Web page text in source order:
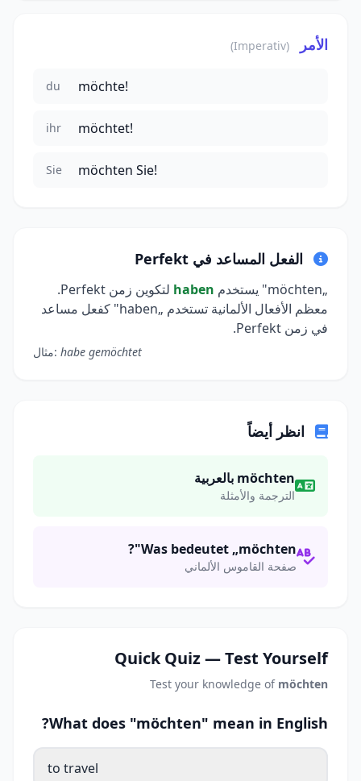
الأمر (Imperativ)
du möchte!
ihr möchtet!
Sie möchten Sie!
الفعل المساعد في Perfekt
„möchten" يستخدم haben
لتكوين زمن Perfekt.
معظم الأفعال الألمانية تستخدم „haben" كفعل مساعد
في زمن Perfekt.
مثال: habe gemöchtet
انظر أيضاً
möchten بالعربية
الترجمة والأمثلة
Was bedeutet „möchten"?
صفحة القاموس الألماني
Quick Quiz — Test Yourself
Test your knowledge of möchten
What does "möchten" mean in English?
to travel